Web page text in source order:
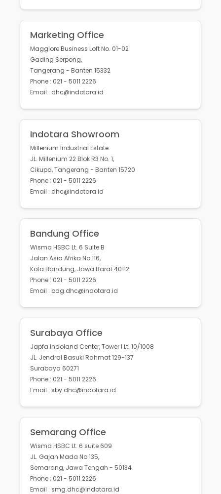
Marketing Office
Maggiore Business Loft No. 01-02
Gading Serpong,
Tangerang - Banten 15332
Phone : 021 - 5011 2226
Email : dhc@indotara.id
Indotara Showroom
Millenium Industrial Estate
JL. Millenium 22 Blok R3 No. 1,
Cikupa, Tangerang - Banten 15720
Phone : 021 - 5011 2226
Email : dhc@indotara.id
Bandung Office
Wisma HSBC Lt. 6 Suite B
Jalan Asia Afrika No.116,
Kota Bandung, Jawa Barat 40112
Phone : 021 - 5011 2226
Email : bdg.dhc@indotara.id
Surabaya Office
Japfa Indoland Center, Tower I Lt. 10/1008
JL. Jendral Basuki Rahmat 129-137
Surabaya 60271
Phone : 021 - 5011 2226
Email : sby.dhc@indotara.id
Semarang Office
Wisma HSBC Lt. 6 suite 609
JL. Gajah Mada No.135,
Semarang, Jawa Tengah - 50134
Phone : 021 - 5011 2226
Email : smg.dhc@indotara.id